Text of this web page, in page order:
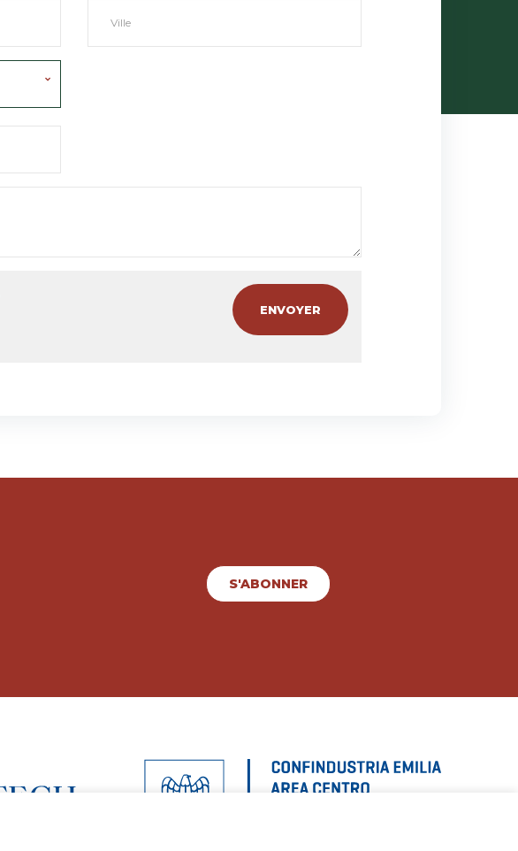
S'ABONNER